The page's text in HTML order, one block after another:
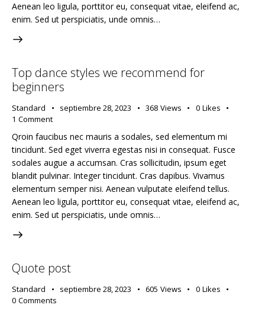
Aenean leo ligula, porttitor eu, consequat vitae, eleifend ac,
enim. Sed ut perspiciatis, unde omnis…
Top dance styles we recommend for
beginners
Standard septiembre 28, 2023 368 Views 0 Likes
1 Comment
Qroin faucibus nec mauris a sodales, sed elementum mi
tincidunt. Sed eget viverra egestas nisi in consequat. Fusce
sodales augue a accumsan. Cras sollicitudin, ipsum eget
blandit pulvinar. Integer tincidunt. Cras dapibus. Vivamus
elementum semper nisi. Aenean vulputate eleifend tellus.
Aenean leo ligula, porttitor eu, consequat vitae, eleifend ac,
enim. Sed ut perspiciatis, unde omnis…
Quote post
Standard septiembre 28, 2023 605 Views 0 Likes
0 Comments